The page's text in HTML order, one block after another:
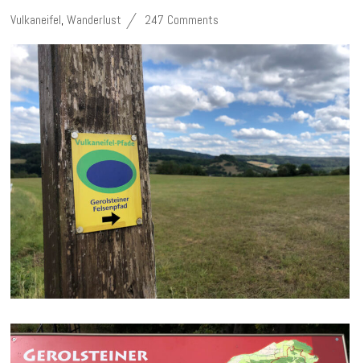
Vulkaneifel,Wanderlust 247 Comments